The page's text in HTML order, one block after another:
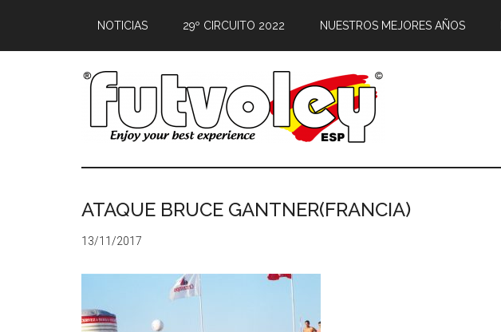
NOTICIAS 29º CIRCUITO 2022 NUESTROS MEJORES AÑOS
ATAQUE BRUCE GANTNER(FRANCIA)
13/11/2017